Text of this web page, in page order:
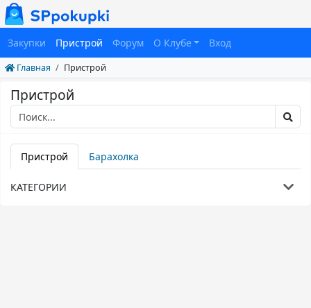
Закупки Пристрой Форум О Клубе Вход
Главная Пристрой
Пристрой
Пристрой Барахолка
КАТЕГОРИИ